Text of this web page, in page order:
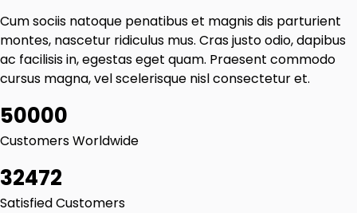
Cum sociis natoque penatibus et magnis dis parturient
montes, nascetur ridiculus mus. Cras justo odio, dapibus
ac facilisis in, egestas eget quam. Praesent commodo
cursus magna, vel scelerisque nisl consectetur et.
50000
Customers Worldwide
32472
Satisfied Customers